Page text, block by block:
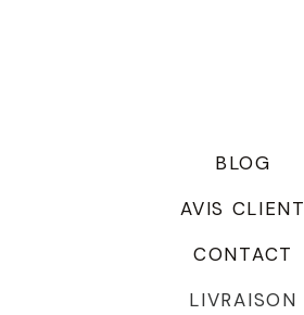
BLOG
AVIS CLIENT
CONTACT
LIVRAISON